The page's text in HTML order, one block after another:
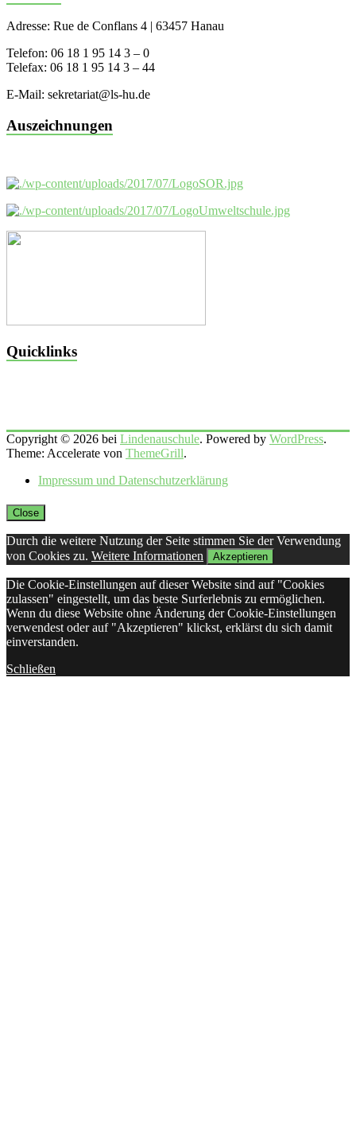
Adresse: Rue de Conflans 4 | 63457 Hanau
Telefon: 06 18 1 95 14 3 – 0
Telefax: 06 18 1 95 14 3 – 44
E-Mail: sekretariat@ls-hu.de
Auszeichnungen
Quicklinks
Copyright © 2026 bei Lindenauschule. Powered by WordPress.
Theme: Accelerate von ThemeGrill.
Impressum und Datenschutzerklärung
Close
Durch die weitere Nutzung der Seite stimmen Sie der Verwendung
von Cookies zu. Weitere Informationen Akzeptieren
Die Cookie-Einstellungen auf dieser Website sind auf "Cookies
zulassen" eingestellt, um das beste Surferlebnis zu ermöglichen.
Wenn du diese Website ohne Änderung der Cookie-Einstellungen
verwendest oder auf "Akzeptieren" klickst, erklärst du sich damit
einverstanden.
Schließen